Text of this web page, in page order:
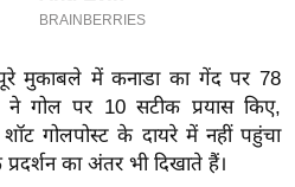
मुकाबले में कनाडा का गेंद पर 78
ने गोल पर 10 सटीक प्रयास किए,
गोलपोस्ट के दायरे में नहीं पहुंचा
का अंतर भी दिखाते हैं।